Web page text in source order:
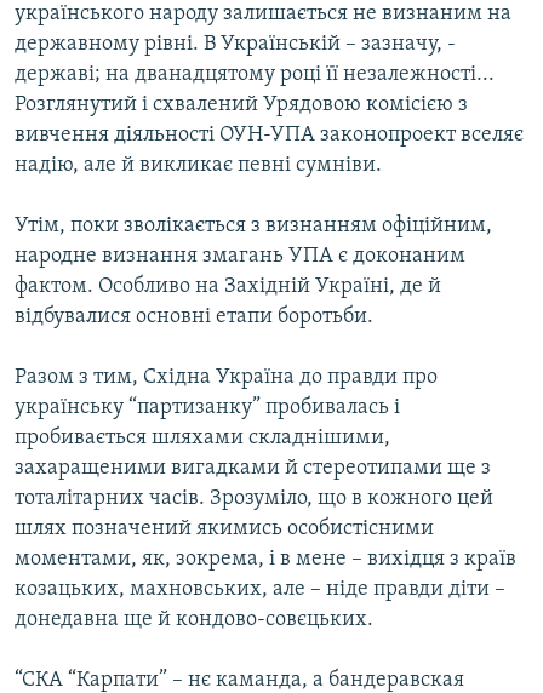
СВІТ
ПРИАЗОВ’Я
КИТАЙ.ВИКЛИКИ
МУЛЬТИМЕДІА
ФОТО
ПОДКАСТИ
КРИМ РЕАЛІЇ
УКР
КТАТ
ДОЛУЧАЙСЯ!
українського народу залишається не визнаним на
державному рівні. В Українській – зазначу, -
державі; на дванадцятому році її незалежності...
Розглянутий і схвалений Урядовою комісією з
вивчення діяльності ОУН-УПА законопроект вселяє
надію, але й викликає певні сумніви.
Утім, поки зволікається з визнанням офіційним,
народне визнання змагань УПА є доконаним
фактом. Особливо на Західній Україні, де й
відбувалися основні етапи боротьби.
Разом з тим, Східна Україна до правди про
українську “партизанку” пробивалась і
пробивається шляхами складнішими,
захаращеними вигадками й стереотипами ще з
тоталітарних часів. Зрозуміло, що в кожного цей
шлях позначений якимись особистісними
моментами, як, зокрема, і в мене – вихідця з країв
козацьких, махновських, але – ніде правди діти –
донедавна ще й кондово-совєцьких.
“СКА “Карпати” – нє каманда, а бандеравская